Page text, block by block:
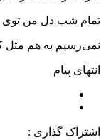
تمام شب دل من توی
نمی‌رسیم به هم مثل
انتهای پیام
اشتراک گذاری :